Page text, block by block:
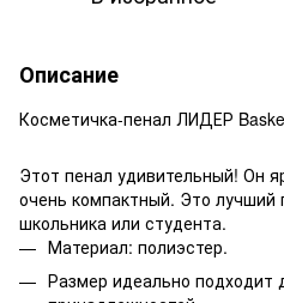
Описание
Косметичка-пенал ЛИДЕР
Этот пенал удивительный! Он
очень компактный. Это
школьника или студента.
Материал: полиэстер.
Размер идеально подходит